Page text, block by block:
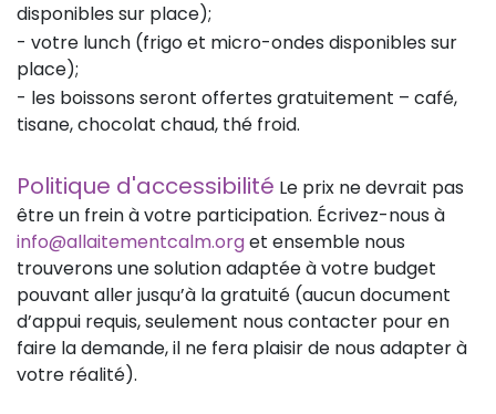
disponibles sur place);
- votre lunch (frigo et micro-ondes disponibles sur
place);
- les boissons seront offertes gratuitement – café,
tisane, chocolat chaud, thé froid.
Politique d'accessibilité Le prix ne devrait pas
être un frein à votre participation. Écrivez-nous à
info@allaitementcalm.orget ensemble nous
trouverons une solution adaptée à votre budget
pouvant aller jusqu’à la gratuité (aucun document
d’appui requis, seulement nous contacter pour en
faire la demande, il ne fera plaisir de nous adapter à
votre réalité).